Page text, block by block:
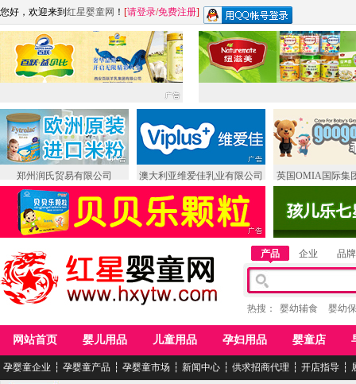
您好，欢迎来到 红星婴童网 ！ [请登录/免费注册]
郑州润氏贸易有限公司 澳大利亚维爱佳乳业有限公司 英国OMIA国际集
产品 企业 品牌
热搜： 婴幼辅食 婴幼
网站首页 婴儿用品 儿童用品 孕妇用品 婴童店
孕婴童企业 ┆ 孕婴童产品 ┆ 孕婴童市场 ┆ 新闻中心 ┆ 供求招商代理 ┆ 开店指导 ┆